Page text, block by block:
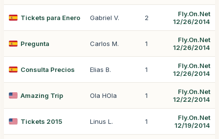
Tickets para Enero Gabriel V. 2
Fly.On.Net
12/26/2014
Pregunta Carlos M. 1
Fly.On.Net
12/26/2014
Consulta Precios Elias B. 1
Fly.On.Net
12/26/2014
Amazing Trip Ola HOla 1
Fly.On.Net
12/22/2014
Tickets 2015 Linus L. 1
Fly.On.Net
12/19/2014